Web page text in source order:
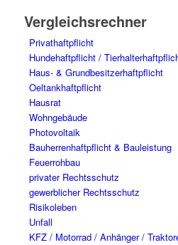
Vergleichsrechner
Privathaftpflicht
Hundehaftpflicht /
Haus- & Grundbesitzerhaftpflicht
Oeltankhaftpflicht
Hausrat
Wohngebäude
Photovoltaik
Bauherrenhaftpflicht & Bauleistung
Feuerrohbau
privater Rechtsschutz
gewerblicher Rechtsschutz
Risikoleben
Unfall
KFZ / Motorrad / Anhänger /